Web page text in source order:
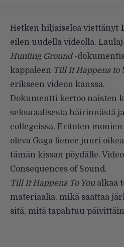
Hetken hiljaiseloa viettänyt
eilen uudella videolla.
Hunting Ground-
kappaleen Till It Happens to
erikseen videon kanssa.
Dokumentti kertoo naisten
seksuaalisesta häirinnästä
collegeissa. Eritoten
oleva Gaga lienee juuri
tämän kissan pöydälle.
Consequences of Sound.
Till It Happens To Youalkaa
materiaalia, mikä saattaa
sitä, mitä tapahtuu